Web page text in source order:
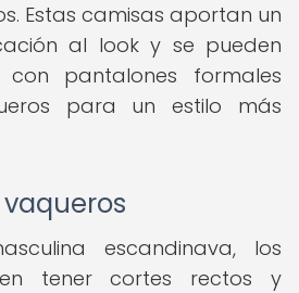
Estas camisas aportan un
al look y se pueden
pantalones formales
para un estilo más
escandinava, los
tener cortes rectos y